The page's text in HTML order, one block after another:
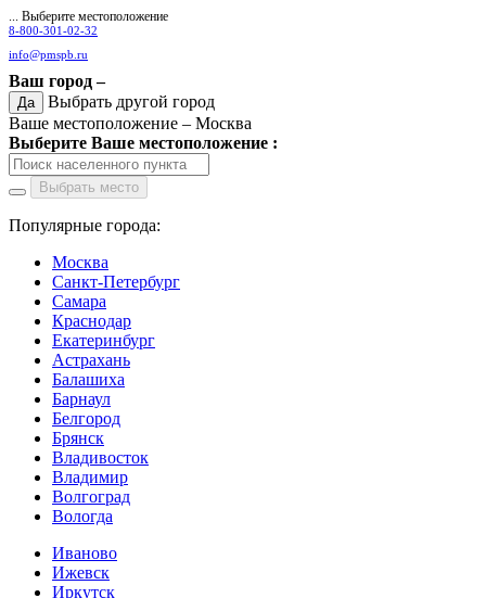
... Выберите местоположение
8-800-301-02-32
info@pmspb.ru
Ваш город –
Да
Выбрать другой город
Ваше местоположение – Москва
Выберите Ваше местоположение :
Выбрать место
Популярные города:
Москва
Санкт-Петербург
Самара
Краснодар
Екатеринбург
Астрахань
Балашиха
Барнаул
Белгород
Брянск
Владивосток
Владимир
Волгоград
Вологда
Иваново
Ижевск
Иркутск